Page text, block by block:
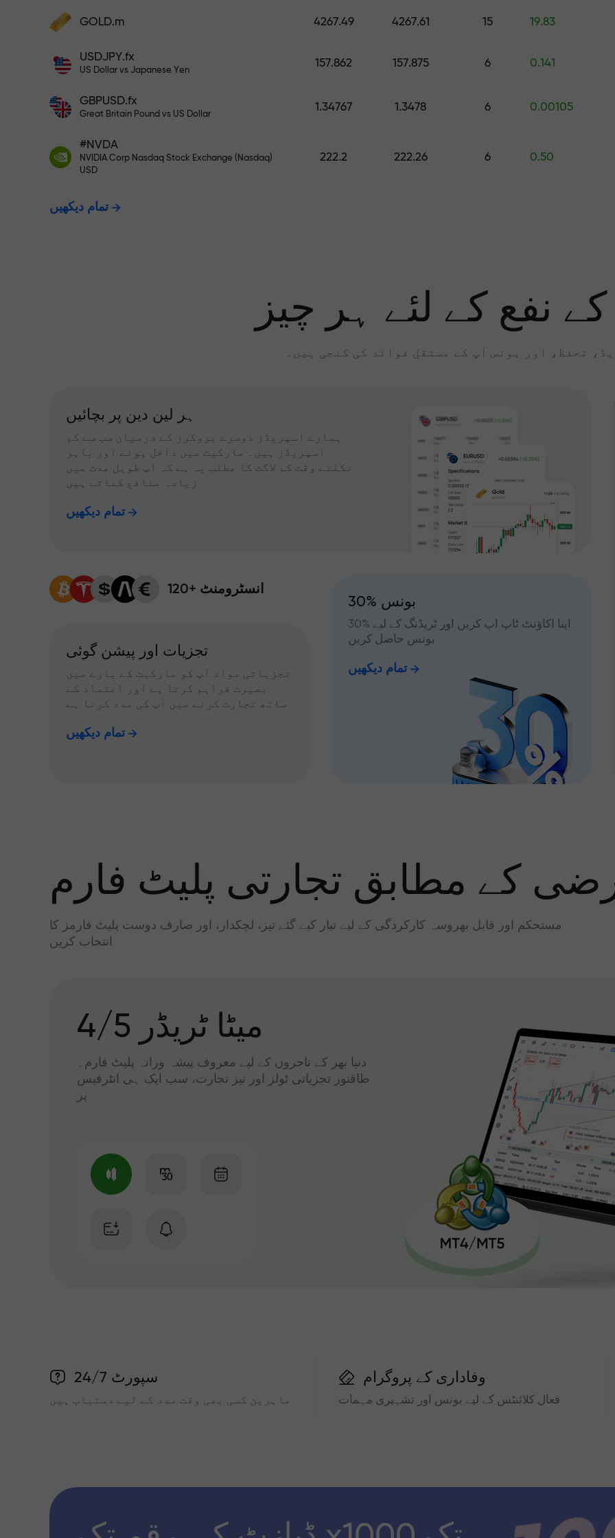
فنڈز جمع کریں اور اپنے ڈپازٹ سے 1,000 گنا بڑا
نہیں ہے۔ ڈپازٹ جتنا بڑا ہوگا، اتنا
ہی زیادہ ضرب ہوگا۔
اپنے اکاونٹ میں جمع کروائیں $333 — اور حاصل کریں تک کا تحفہ $1,500
سے پاک تجارت - ہم آپ کے
منافع کی ضمانت دیتے ہیں۔
X1000 تک کا بونس — مارکیٹ میں
GOLD.m 4267.49 4267.61 15 19.83
USDJPY.fx
US Dollar vs Japanese Yen
157.862 157.875 6 0.141
GBPUSD.fx
Great Britain Pound vs US Dollar
1.34767 1.3478 6 0.00105
#NVDA
NVIDIA Corp Nasdaq Stock Exchange (Nasdaq)
USD
222.2 222.26 6 0.50
تمام دیکھیں
نفع کے لئے ہر چیز
تحفظ، اور بونس آپ کے مستقل فوائد کی کنجی ہیں۔
ہر لین دین پر بچائیں
ہمارے اسپریڈز دوسرے بروکرز کے درمیان سب سے کم
اسپریڈز ہیں۔ مارکیٹ میں داخل ہونے اور باہر
نکلتے وقت کم لاگت کا مطلب یہ ہے کہ آپ طویل مدت میں
زیادہ منافع کماتے ہیں
تمام دیکھیں
120+ انسٹرومنٹ
تجزیات اور پیشن گوئی
تجزیاتی مواد آپ کو مارکیٹ کے بارے میں
بصیرت فراہم کرتا ہے اور اعتماد کے
ساتھ تجارت کرنے میں آپ کی مدد کرتا ہے
تمام دیکھیں
30% بونس
اپنا اکاؤنٹ ٹاپ اپ کریں اور ٹریڈنگ کے لیے %30
بونس حاصل کریں
تمام دیکھیں
کے مطابق تجارتی پلیٹ فارم
مستحکم اور قابل بھروسہ کارکردگی کے لیے تیار کیے گئے تیز، لچکدار، اور صارف دوست پلیٹ فارمز کا
انتخاب کریں
میٹا ٹریڈر 4/5
دنیا بھر کے تاجروں کے لیے معروف پیشہ ورانہ پلیٹ فارم۔
طاقتور تجزیاتی ٹولز اور تیز تجارت، سب ایک ہی انٹرفیس
پر
سپورٹ 24/7
ماہرین کسی بھی وقت مدد کے لیے دستیاب ہیں
وفاداری کے پروگرام
فعال کلائنٹس کے لیے بونس اور تشہیری مہمات